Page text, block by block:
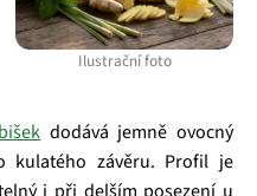
Ilustrační foto
dodává jemně ovocný
kulatého závěru. Profil je